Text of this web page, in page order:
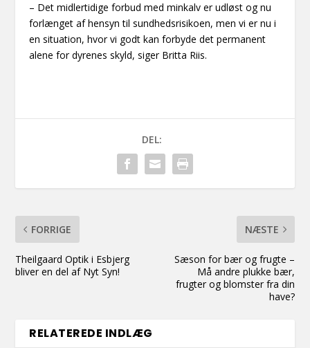
– Det midlertidige forbud med minkalv er udløst og nu
forlænget af hensyn til sundhedsrisikoen, men vi er nu i
en situation, hvor vi godt kan forbyde det permanent
alene for dyrenes skyld, siger Britta Riis.
DEL:
FORRIGE
Theilgaard Optik i Esbjerg
bliver en del af Nyt Syn!
NÆSTE
Sæson for bær og frugte –
Må andre plukke bær,
frugter og blomster fra din
have?
RELATEREDE INDLÆG